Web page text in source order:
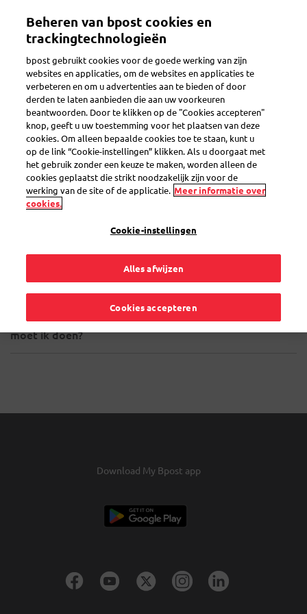
inhoud
Toggle navigation
Search
Applicatie
vragen
Hoe krijg ik toegang tot Collect & Stamp?
Ik kan mij niet aanmelden op Collect & Stamp. Wat
moet ik doen?
Download My Bpost app
Beheren van bpost cookies en
trackingtechnologieën
bpost gebruikt cookies voor de goede werking van zijn
websites en applicaties, om de websites en applicaties te
verbeteren en om u advertenties aan te bieden of door
derden te laten aanbieden die aan uw voorkeuren
beantwoorden. Door te klikken op de "Cookies accepteren"
knop, geeft u uw toestemming voor het plaatsen van deze
cookies. Om alleen bepaalde cookies toe te staan, kunt u
op de link “Cookie-instellingen” klikken. Als u doorgaat met
het gebruik zonder een keuze te maken, worden alleen de
cookies geplaatst die strikt noodzakelijk zijn voor de
werking van de site of de applicatie. Meer informatie over
cookies.
Cookie-instellingen
Alles afwijzen
Cookies accepteren